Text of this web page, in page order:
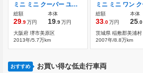
ミニ ミニ クーパー ユーザー買取車 車検令和8年11月 バック
総額
29 .9万円
本体
19 .9万円
大阪府 堺市美原区
2013年/5.7万km
総額
33 .0万円
本体
25 .0
茨城県 稲敷郡美浦村
2007年/8.8万km
おすすめ お買い得な低走行車両